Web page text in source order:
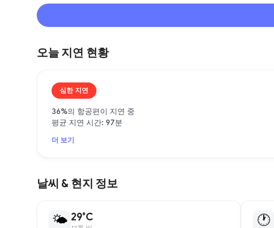
오늘 지연 현황
심한 지연
36%의 항공편이 지연 중
평균 지연 시간: 97분
더 보기
날씨 & 현지 정보
🌤 29°C 🕐